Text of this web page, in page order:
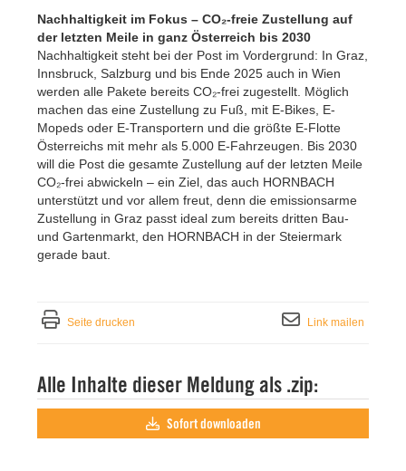
Nachhaltigkeit im Fokus – CO₂-freie Zustellung auf
der letzten Meile in ganz Österreich bis 2030
Nachhaltigkeit steht bei der Post im Vordergrund: In Graz,
Innsbruck, Salzburg und bis Ende 2025 auch in Wien
werden alle Pakete bereits CO₂-frei zugestellt. Möglich
machen das eine Zustellung zu Fuß, mit E-Bikes, E-
Mopeds oder E-Transportern und die größte E-Flotte
Österreichs mit mehr als 5.000 E-Fahrzeugen. Bis 2030
will die Post die gesamte Zustellung auf der letzten Meile
CO₂-frei abwickeln – ein Ziel, das auch HORNBACH
unterstützt und vor allem freut, denn die emissionsarme
Zustellung in Graz passt ideal zum bereits dritten Bau-
und Gartenmarkt, den HORNBACH in der Steiermark
gerade baut.
Seite drucken Link mailen
Alle Inhalte dieser Meldung als .zip:
Sofort downloaden